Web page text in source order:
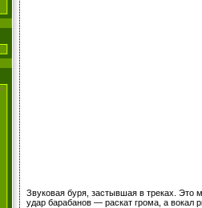
Звуковая буря, застывшая в треках. Это
удар барабанов — раскат грома, а вокал